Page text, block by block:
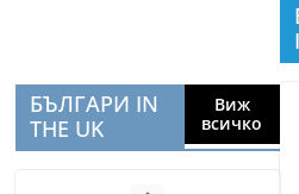
БЪЛГАРИ IN
THE UK
Виж
всичко